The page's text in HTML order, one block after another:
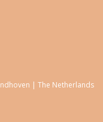
| The Netherlands